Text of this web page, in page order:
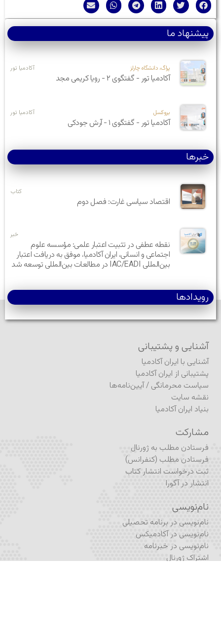
پیشنهاد ما
پراگ، دانشگاه چارلز آکادمیا تور
آکادمیا تور - گفتگوی ۲ - رویا کریمی مجد
بروکسل آکادمیا تور
آکادمیا تور - گفتگوی ۱ - آرش جودکی
خبرها
کتاب
اقتصاد سیاسی غارت: فصل دوم
خبر
نقطه عطفی در تثبیت اعتبار علمی: مؤسسه علوم
اجتماعی و انسانی، ایران آکادمیا، موفق به دریافت اعتبار
بین‌المللی IAC/EADI در مطالعات بین‌المللی توسعه شد
رویدادها
آشنایی و پشتیبانی
آشنایی با ایران آکادمیا
پشتیبانی از ایران آکادمیا
سیاست محرمانگی /آیین‌نامه‌ها
نقشه سایت
بنیاد ایران آکادمیا
مشارکت
فرستادن مطلب به ژورنال
فرستادن مطلب (کنفرانس)
ثبت درخواست انتشار کتاب
انتشار در آگورا
نام‌نویسی
نام‌نویسی در برنامه تحصیلی
نام‌نویسی در آکادمیکس
نام‌نویسی در خبرنامه
اشتراک ژورنال